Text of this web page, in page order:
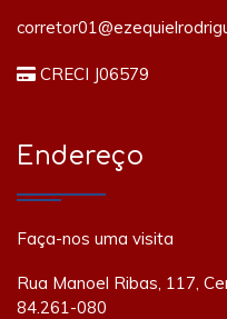
CRECI J06579
Endereço
Faça-nos uma visita
Rua Manoel Ribas, 117,
84.261-080